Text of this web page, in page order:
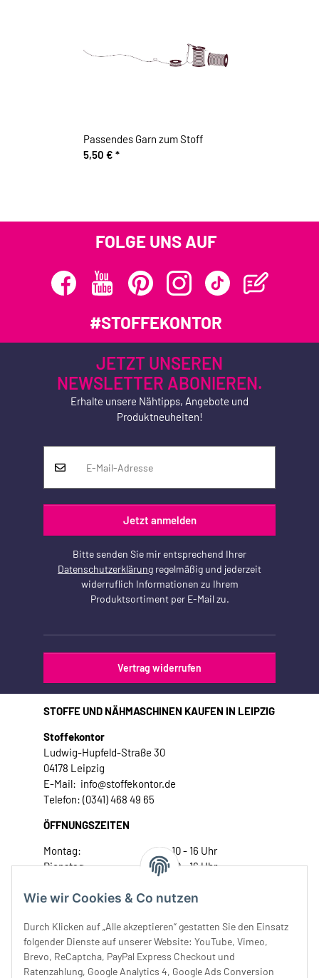
Wie wir Cookies & Co nutzen
Durch Klicken auf „Alle akzeptieren“ gestatten Sie den Einsatz
folgender Dienste auf unserer Website: YouTube, Vimeo,
Brevo, ReCaptcha, PayPal Express Checkout und
Ratenzahlung, Google Analytics 4, Google Ads Conversion
Passendes Garn zum Stoff
5,50 € *
FOLGE UNS AUF
#STOFFEKONTOR
JETZT UNSEREN
NEWSLETTER ABONIEREN.
Erhalte unsere Nähtipps, Angebote und
Produktneuheiten!
Jetzt anmelden
Bitte senden Sie mir entsprechend Ihrer
Datenschutzerklärung regelmäßig und jederzeit
widerruflich Informationen zu Ihrem
Produktsortiment per E-Mail zu.
Vertrag widerrufen
STOFFE UND NÄHMASCHINEN KAUFEN IN LEIPZIG
Stoffekontor
Ludwig-Hupfeld-Straße 30
04178 Leipzig
E-Mail: info@stoffekontor.de
Telefon: (0341) 468 49 65
ÖFFNUNGSZEITEN
Montag:
10 - 16 Uhr
Dienstag:
10 - 16 Uhr
Donnerstag:
10 - 18 Uhr
Samstag:
10 - 14 Uhr
Unser Service